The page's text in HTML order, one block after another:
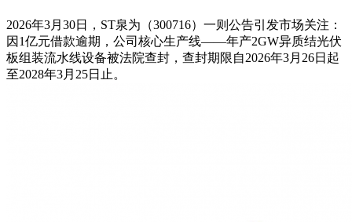
2026年3月30日，ST泉为（300716）一则公告引发市场关注：
因1亿元借款逾期，公司核心生产线——年产2GW异质结光伏
板组装流水线设备被法院查封，查封期限自2026年3月26日起
至2028年3月25日止。